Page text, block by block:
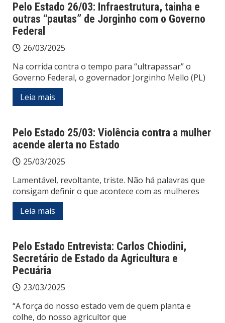
Pelo Estado 26/03: Infraestrutura, tainha e
outras “pautas” de Jorginho com o Governo
Federal
26/03/2025
Na corrida contra o tempo para “ultrapassar” o
Governo Federal, o governador Jorginho Mello (PL)
Leia mais
Pelo Estado 25/03: Violência contra a mulher
acende alerta no Estado
25/03/2025
Lamentável, revoltante, triste. Não há palavras que
consigam definir o que acontece com as mulheres
Leia mais
Pelo Estado Entrevista: Carlos Chiodini,
Secretário de Estado da Agricultura e
Pecuária
23/03/2025
“A força do nosso estado vem de quem planta e
colhe, do nosso agricultor que